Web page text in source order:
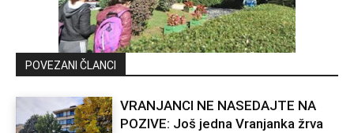
POVEZANI ČLANCI
VRANJANCI NE NASEDAJTE NA
POZIVE: Još jedna Vranjanka žrva